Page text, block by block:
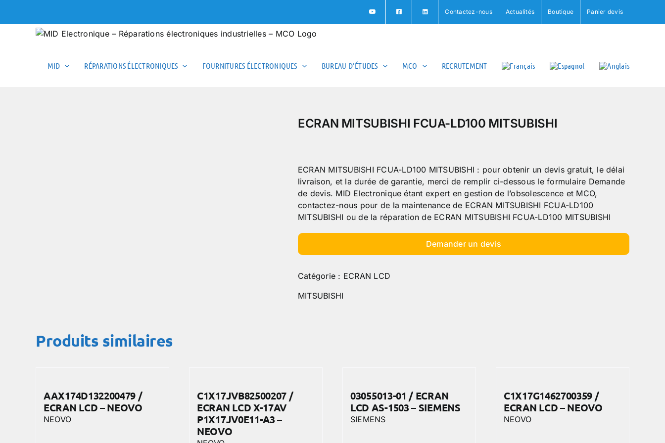
Contactez-nous Actualités Boutique Panier devis
MID RÉPARATIONS ÉLECTRONIQUES FOURNITURES ÉLECTRONIQUES BUREAU D’ÉTUDES MCO RECRUTEMENT
ECRAN MITSUBISHI FCUA-LD100 MITSUBISHI
ECRAN MITSUBISHI FCUA-LD100 MITSUBISHI : pour obtenir un devis gratuit, le délai
livraison, et la durée de garantie, merci de remplir ci-dessous le formulaire Demande
de devis. MID Electronique étant expert en gestion de l’obsolescence et MCO,
contactez-nous pour de la maintenance de ECRAN MITSUBISHI FCUA-LD100
MITSUBISHI ou de la réparation de ECRAN MITSUBISHI FCUA-LD100 MITSUBISHI
Demander un devis
Catégorie : ECRAN LCD
MITSUBISHI
Produits similaires
AAX174D132200479 /
ECRAN LCD – NEOVO
NEOVO
C1X17JVB82500207 /
ECRAN LCD X-17AV
P1X17JV0E11-A3 –
NEOVO
03055013-01 / ECRAN
LCD AS-1503 – SIEMENS
SIEMENS
C1X17G1462700359 /
ECRAN LCD – NEOVO
NEOVO